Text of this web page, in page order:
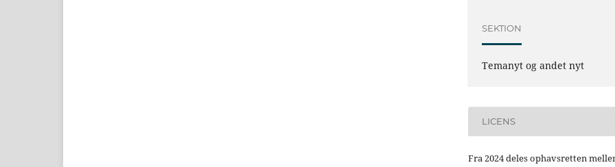
SEKTION
Temanyt og andet nyt
LICENS
Fra 2024 deles ophavsretten